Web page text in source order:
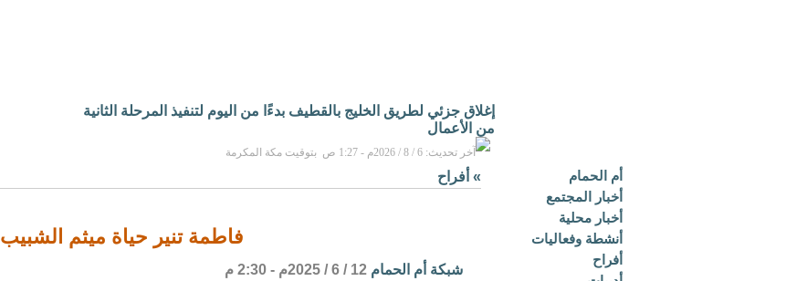
إغلاق جزئي لطريق الخليج بالقطيف بدءًا من اليوم لتنفيذ المرحلة الثانية
من الأعمال
آخر تحديث: 6 / 8 / 2026م - 1:27 ص بتوقيت مكة المكرمة
أم الحمام
أخبار المجتمع
أخبار محلية
أنشطة وفعاليات
أفراح
» أفراح
فاطمة تنير حياة ميثم الشبيب
شبكة أم الحمام 12 / 6 / 2025م - 2:30 م